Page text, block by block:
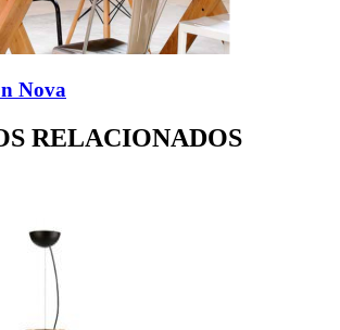
Nova
RELACIONADOS